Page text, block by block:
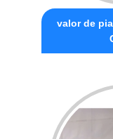
valor de